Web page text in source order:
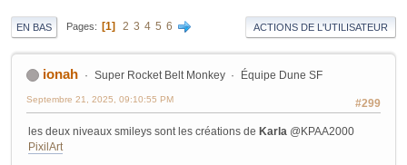
EN BAS Pages 1 2 3 4 5 6 ACTIONS DE L'UTILISATEUR
ionah Super Rocket Belt Monkey Équipe Dune SF
#299
Septembre 21, 2025, 09:10:55 PM
les deux niveaux smileys sont les créations de Karla @KPAA2000
PixilArt